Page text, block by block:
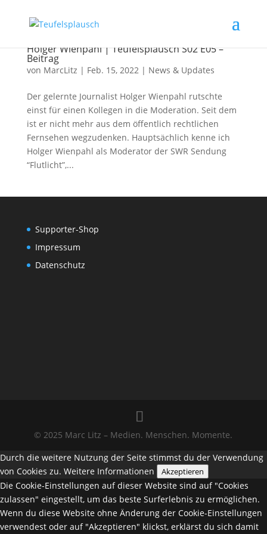
Holger Wienpahl | Teufelsplausch S02 E05 –
Beitrag
von MarcLitz | Feb. 15, 2022| News & Updates
Der gelernte Journalist Holger Wienpahl rutschte
einst für einen Kollegen in die Moderation. Seit dem
ist er nicht mehr aus dem öffentlich rechtlichen
Fernsehen wegzudenken. Hauptsächlich kenne ich
Holger Wienpahl als Moderator der SWR Sendung
“Flutlicht”,...
Supporter-Shop
Impressum
Datenschutz
© 2025 Marc Litz – Medien. Menschen. Momente.
Durch die weitere Nutzung der Seite stimmst du der Verwendung
von Cookies zu. Weitere Informationen Akzeptieren
Die Cookie-Einstellungen auf dieser Website sind auf "Cookies
zulassen" eingestellt, um das beste Surferlebnis zu ermöglichen.
Wenn du diese Website ohne Änderung der Cookie-Einstellungen
verwendest oder auf "Akzeptieren" klickst, erklärst du sich damit